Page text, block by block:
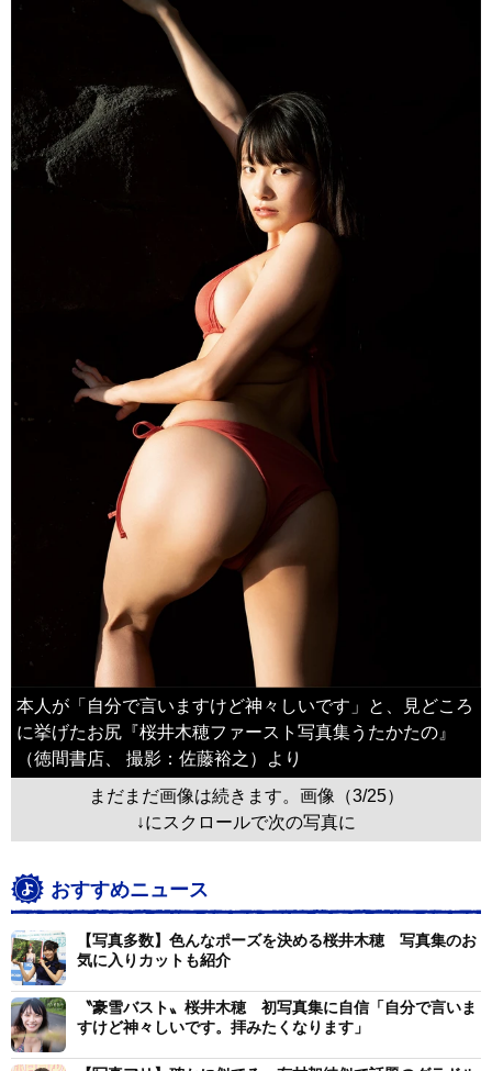
本人が「自分で言いますけど神々しいです」と、見どころ
に挙げたお尻『桜井木穂ファースト写真集うたかたの』
（徳間書店、 撮影：佐藤裕之）より
まだまだ画像は続きます。画像（3/25）
↓にスクロールで次の写真に
おすすめニュース
【写真多数】色んなポーズを決める桜井木穂 写真集のお
気に入りカットも紹介
〝豪雪バスト〟桜井木穂 初写真集に自信「自分で言いま
すけど神々しいです。拝みたくなります」